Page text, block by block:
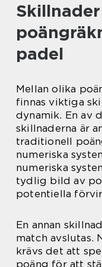
padel
Mellan olika
finnas viktiga
dynamik. En av
skillnaderna är
traditionell
numeriska
numeriska
tydlig bild av
potentiella
En annan
match avslutas.
krävs det att
poäng för att